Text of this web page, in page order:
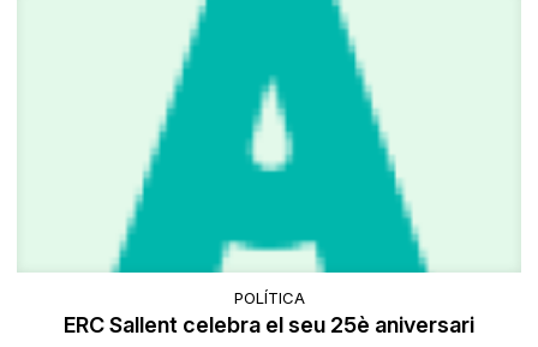
POLÍTICA
ERC Sallent celebra el seu 25è aniversari